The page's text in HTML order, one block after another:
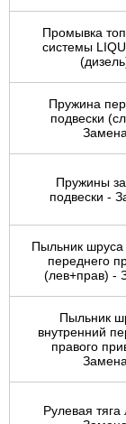
Промывка
системы
Пружина
подвески
Пружины
подвески -
Пыльник
переднего
(лев+прав) -
Пыльник
внутренний
правого
Рулевая тяга